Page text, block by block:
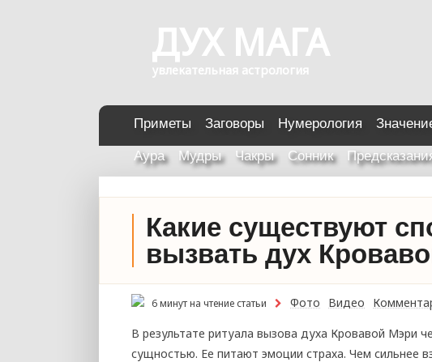
ДУХ МАГА
увлекательная астрология
Приметы Заговоры Нумерология
Аура Мудры Чакры Сонник
Какие существуют
вызвать дух
6 минут на чтение статьи Фото Видео
В результате ритуала вызова духа Кровавой Мэри
сущностью. Ее питают эмоции страха. Чем сильнее